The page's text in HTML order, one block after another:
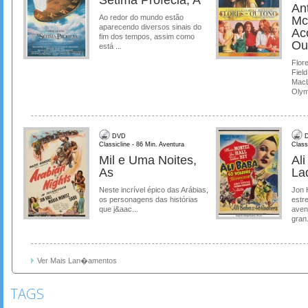
Ao redor do mundo estão
aparecendo diversos sinais do
fim dos tempos, assim como
está ...
DVD
Classicline - 86 Min. Aventura
Mil e Uma Noites,
As
Neste incrível épico das Arábias,
os personagens das histórias
que j&aac...
Ali
Jon
Ver Mais Lan�amentos
TAGS